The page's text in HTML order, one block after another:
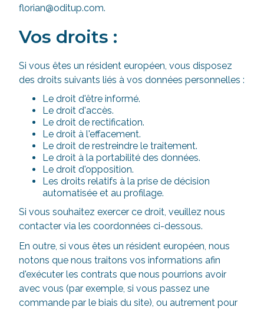
florian@oditup.com.
Vos droits :
Si vous êtes un résident européen, vous disposez
des droits suivants liés à vos données personnelles :
Le droit d'être informé.
Le droit d'accès.
Le droit de rectification.
Le droit à l'effacement.
Le droit de restreindre le traitement.
Le droit à la portabilité des données.
Le droit d'opposition.
Les droits relatifs à la prise de décision
automatisée et au profilage.
Si vous souhaitez exercer ce droit, veuillez nous
contacter via les coordonnées ci-dessous.
En outre, si vous êtes un résident européen, nous
notons que nous traitons vos informations afin
d'exécuter les contrats que nous pourrions avoir
avec vous (par exemple, si vous passez une
commande par le biais du site), ou autrement pour